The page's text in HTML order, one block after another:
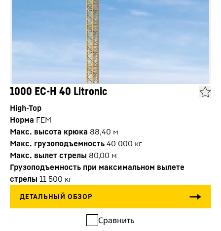
1000 EC-H 40 Litronic
High-Top
Норма FEM
Макс. высота крюка 88,40 м
Макс. грузоподъемность 40 000 кг
Макс. вылет стрелы 80,00 м
Грузоподъемность при максимальном вылете
стрелы 11 500 кг
Сравнить